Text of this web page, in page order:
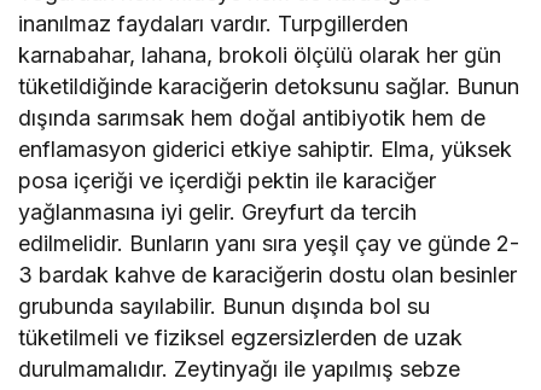
inanılmaz faydaları vardır. Turpgillerden
karnabahar, lahana, brokoli ölçülü olarak her gün
tüketildiğinde karaciğerin detoksunu sağlar. Bunun
dışında sarımsak hem doğal antibiyotik hem de
enflamasyon giderici etkiye sahiptir. Elma, yüksek
posa içeriği ve içerdiği pektin ile karaciğer
yağlanmasına iyi gelir. Greyfurt da tercih
edilmelidir. Bunların yanı sıra yeşil çay ve günde 2-
3 bardak kahve de karaciğerin dostu olan besinler
grubunda sayılabilir. Bunun dışında bol su
tüketilmeli ve fiziksel egzersizlerden de uzak
durulmamalıdır. Zeytinyağı ile yapılmış sebze